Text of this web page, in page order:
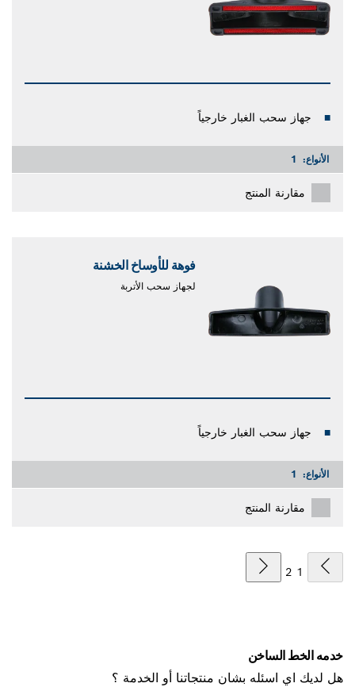
جهاز سحب الغبار خارجياً
الأنواع: 1
مقارنة المنتج
فوهة للأوساخ الخشنة
لجهاز سحب الأتربة
جهاز سحب الغبار خارجياً
الأنواع: 1
مقارنة المنتج
1
2
خدمه الخط الساخن
هل لديك اي اسئله بشان منتجاتنا أو الخدمة ؟